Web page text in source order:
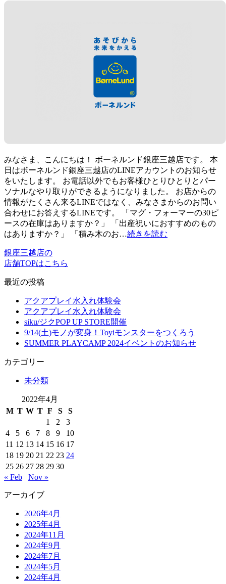
みなさま、こんにちは！ ボーネルンド銀座三越店です。 本
日はボーネルンド銀座三越店のLINEアカウントのお知らせ
をいたします。 お電話以外でもお客様ひとりひとりとパー
ソナルなやり取りができるようになりました。 お店からの
情報がたくさん来るLINEではなく、みなさまからのお問い
合わせにお答えするLINEです。 「マグ・フォーマーの30ピ
ースの在庫はありますか？」 「出産祝いにおすすめのもの
はありますか？」 「積み木のお…続きを読む
銀座三越店の
店舗TOPはこちら
最近の投稿
アクアプレイ水入れ体験会
アクアプレイ水入れ体験会
siku/ジクPOP UP STORE開催
9/14(土)モノが変身！Toyiモンスターをつくろう
SUMMER PLAYCAMP 2024イベントのお知らせ
カテゴリー
未分類
2022年4月
M T W T F S
S
1
2
3
4
5 6 7 8 9
10
11 12 13 14 15 16 17
18 19 20 21 22 23 24
25 26 27 28 29 30
« Feb
Nov »
アーカイブ
2026年4月
2025年4月
2024年11月
2024年9月
2024年7月
2024年5月
2024年4月